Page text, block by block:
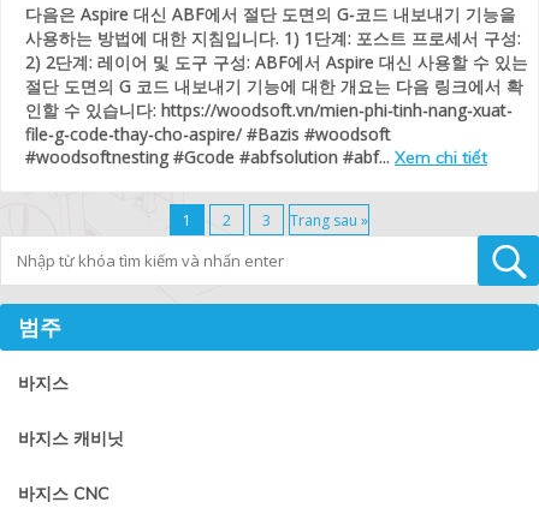
다음은 Aspire 대신 ABF에서 절단 도면의 G-코드 내보내기 기능을
사용하는 방법에 대한 지침입니다. 1) 1단계: 포스트 프로세서 구성:
2) 2단계: 레이어 및 도구 구성: ABF에서 Aspire 대신 사용할 수 있는
절단 도면의 G 코드 내보내기 기능에 대한 개요는 다음 링크에서 확
인할 수 있습니다: https://woodsoft.vn/mien-phi-tinh-nang-xuat-
file-g-code-thay-cho-aspire/ #Bazis #woodsoft
#woodsoftnesting #Gcode #abfsolution #abf... Xem chi tiết
1 2 3 Trang sau »
범주
바지스
바지스 캐비닛
바지스 CNC